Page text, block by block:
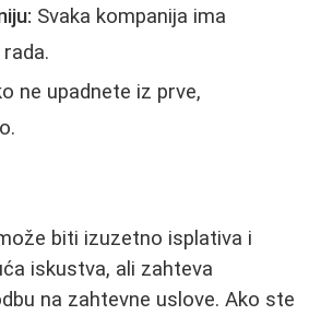
Svaka kompanija ima
ne upadnete iz prve,
biti izuzetno isplativa i
iskustva, ali zahteva
na zahtevne uslove. Ako ste